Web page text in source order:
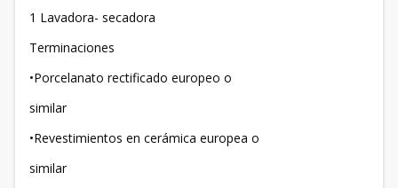
1 Lavadora- secadora
Terminaciones
•Porcelanato rectificado europeo o
similar
•Revestimientos en cerámica europea o
similar